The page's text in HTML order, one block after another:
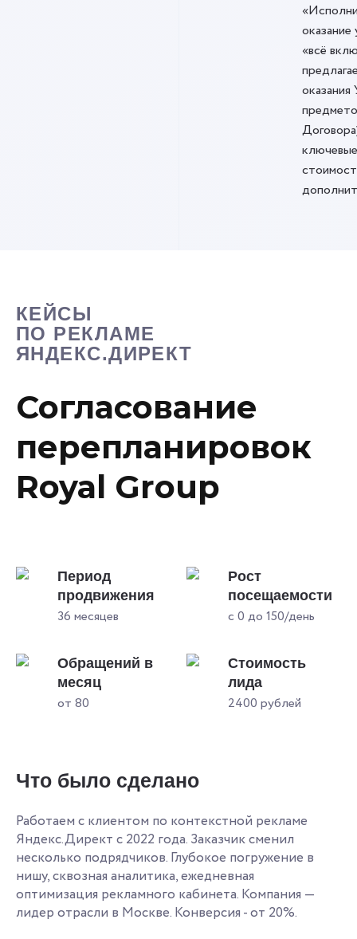
оказание
«всё
оказания
КЕЙСЫ
ПО РЕКЛАМЕ
ЯНДЕКС.ДИРЕКТ
Согласование
перепланировок
Royal Group
Период
продвижения
36 месяцев
Рост
посещаемости
с 0 до 150/день
Обращений в
месяц
от 80
Стоимость
лида
2400 рублей
Что было сделано
Работаем с клиентом по контекстной рекламе
Яндекс.Директ с 2022 года. Заказчик сменил
несколько подрядчиков. Глубокое погружение в
нишу, сквозная аналитика, ежедневная
оптимизация рекламного кабинета. Компания —
лидер отрасли в Москве. Конверсия - от 20%.